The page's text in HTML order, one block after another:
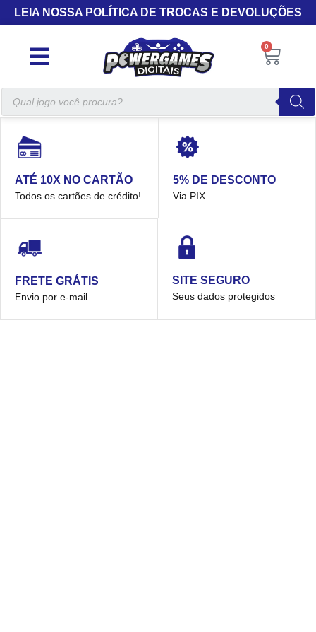
LEIA NOSSA POLÍTICA DE TROCAS E DEVOLUÇÕES
0
ATÉ 10X NO CARTÃO
Todos os cartões de crédito!
5% DE DESCONTO
Via PIX
FRETE GRÁTIS
Envio por e-mail
SITE SEGURO
Seus dados protegidos